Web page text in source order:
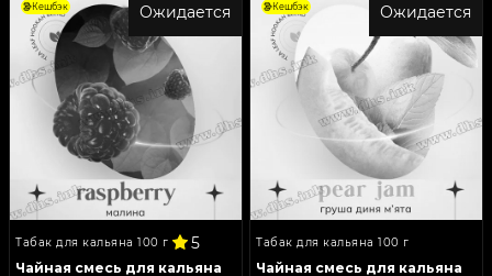
Ожидается
Кешбэк
Табак для кальяна 100 г 5
Чайная смесь для кальяна
Ожидается
Кешбэк
Табак для кальяна 100 г
Чайная смесь для кальяна